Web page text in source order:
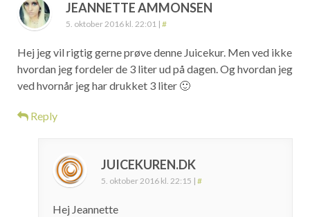
JEANNETTE AMMONSEN
5. oktober 2016 kl. 22:01 | #
Hej jeg vil rigtig gerne prøve denne Juicekur. Men ved ikke
hvordan jeg fordeler de 3 liter ud på dagen. Og hvordan jeg
ved hvornår jeg har drukket 3 liter 🙂
Reply
JUICEKUREN.DK
5. oktober 2016 kl. 22:15 | #
Hej Jeannette